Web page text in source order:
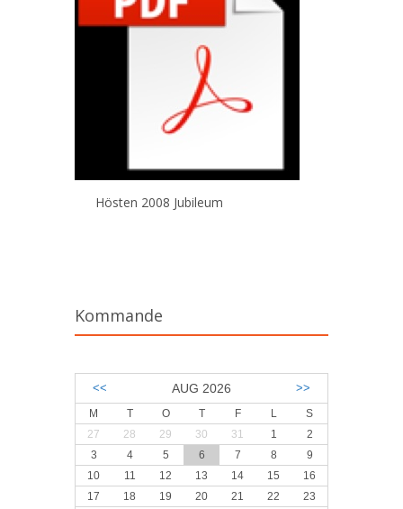
Hösten 2008 Jubileum
Kommande
<< AUG 2026 >>
M T O T F L
S
27
28 29 30 31 1
2
3
4 5 6 7 8
9
10
11 12 13 14 15
16
17
18 19 20 21 22 23